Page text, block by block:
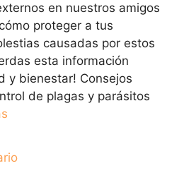
en nuestros amigos
proteger a tus
causadas por estos
esta información
y bienestar! Consejos
de plagas y parásitos